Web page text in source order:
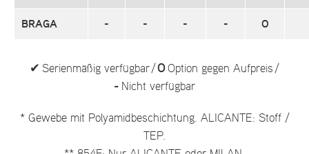
BRAGA - - - - O
✔ Serienmäßig verfügbar /OOption gegen Aufpreis /
- Nicht verfügbar
* Gewebe mit Polyamidbeschichtung. ALICANTE: Stoff /
TEP.